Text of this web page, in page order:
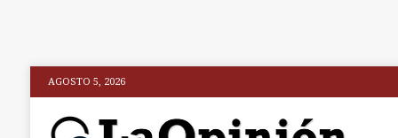
AGOSTO 5, 2026